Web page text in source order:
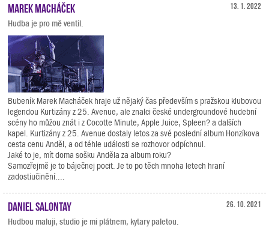
13. 1. 2022
Marek Macháček
Hudba je pro mě ventil.
Bubeník Marek Macháček hraje už nějaký čas především s pražskou klubovou
legendou Kurtizány z 25. Avenue, ale znalci české undergroundové hudební
scény ho můžou znát i z Cocotte Minute, Apple Juice, Spleen? a dalších
kapel. Kurtizány z 25. Avenue dostaly letos za své poslední album Honzíkova
cesta cenu Anděl, a od téhle události se rozhovor odpíchnul.
Jaké to je, mít doma sošku Anděla za album roku?
Samozřejmě je to báječnej pocit. Je to po těch mnoha letech hraní
zadostiučinění....
26. 10. 2021
Daniel Salontay
Hudbou maluji, studio je mi plátnem, kytary paletou.